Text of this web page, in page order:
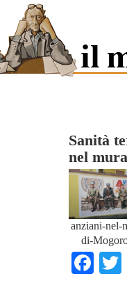
Sanità
nel
anziani-nel-
di-